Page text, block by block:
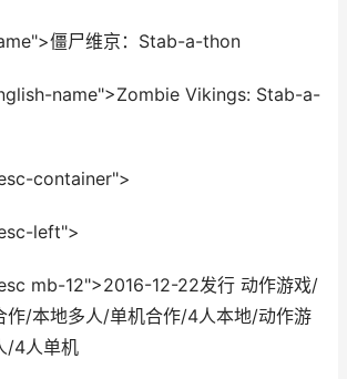
僵尸维京：Stab-a-thon
name">Zombie Vikings: Stab-a-
container">
left">
mb-12">2016-12-22发行 动作游戏/
作/本地多人/单机合作/4人本地/动作游
/4人单机